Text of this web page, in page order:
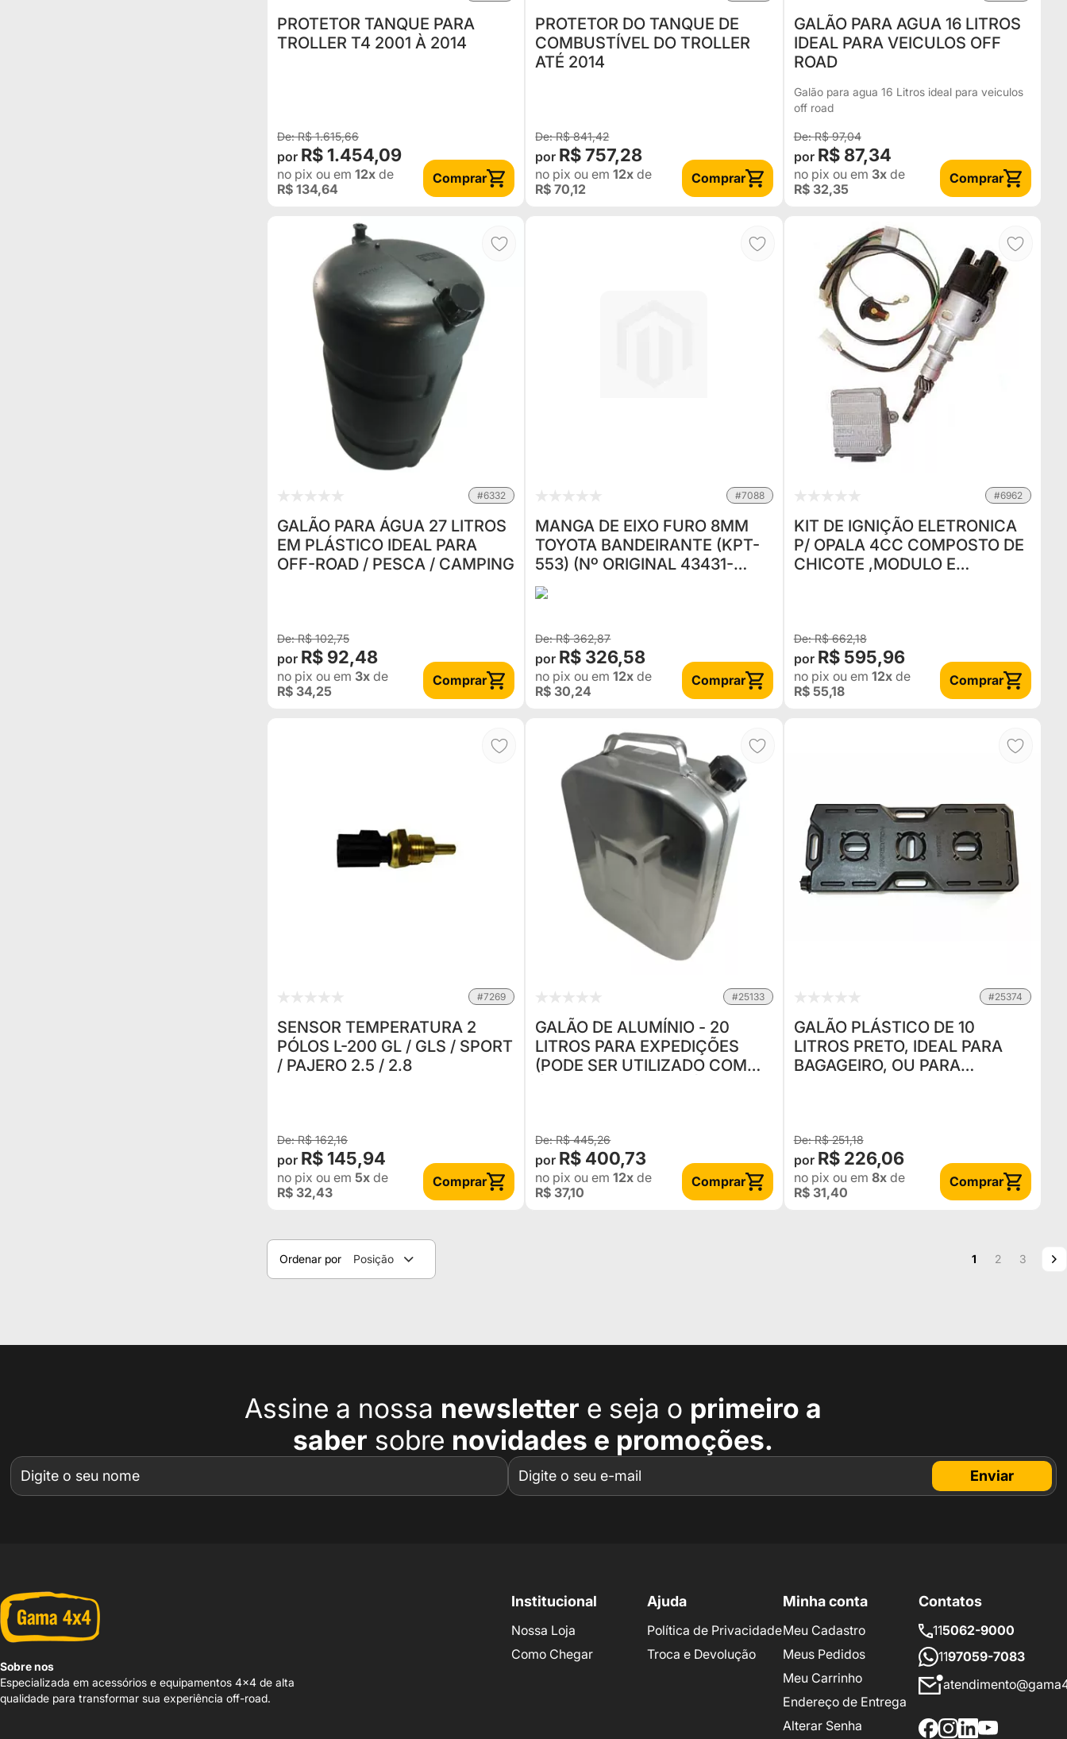
PROTETOR TANQUE PARA
TROLLER T4 2001 À 2014
R$ 1.615,66
R$ 1.454,09
no pix ou em 12x de
R$ 134,64
Comprar
PROTETOR DO TANQUE DE
COMBUSTÍVEL DO TROLLER
ATÉ 2014
R$ 841,42
R$ 757,28
no pix ou em12x de
R$ 70,12
Comprar
GALÃO PARA AGUA 16 LITROS
IDEAL PARA VEICULOS OFF
ROAD
Galão para agua 16 Litros ideal para veiculos
off road
R$ 97,04
R$ 87,34
no pix ou em 3xde
R$ 32,35
Comprar
#6332
GALÃO PARA ÁGUA 27 LITROS
EM PLÁSTICO IDEAL PARA
OFF-ROAD / PESCA / CAMPING
R$ 102,75
R$ 92,48
no pix ou em 3x de
R$ 34,25
Comprar
#7088
MANGA DE EIXO FURO 8MM
TOYOTA BANDEIRANTE (KPT-
553) (Nº ORIGINAL 43431-
98001)
R$ 362,87
R$ 326,58
no pix ou em12x de
R$ 30,24
Comprar
#6962
KIT DE IGNIÇÃO ELETRONICA
P/ OPALA 4CC COMPOSTO DE
CHICOTE ,MODULO E
R$ 662,18
R$ 595,96
no pix ou em 12xde
R$ 55,18
Comprar
#7269
SENSOR TEMPERATURA 2
PÓLOS L-200 GL / GLS / SPORT
/ PAJERO 2.5 / 2.8
R$ 162,16
R$ 145,94
no pix ou em 5x de
R$ 32,43
Comprar
#25133
GALÃO DE ALUMÍNIO - 20
LITROS PARA EXPEDIÇÕES
(PODE SER UTILIZADO COM
R$ 445,26
R$ 400,73
no pix ou em12x de
R$ 37,10
Comprar
#25374
GALÃO PLÁSTICO DE 10
LITROS PRETO, IDEAL PARA
BAGAGEIRO, OU PARA
R$ 251,18
R$ 226,06
no pix ou em 8xde
R$ 31,40
Comprar
Ordenar por Posição Página
Você esta lendo
1 Página
2 Página
3
Assine a nossa newsletter e seja o primeiro a
saber sobre novidades e promoções.
Enviar
Sobre nos
Especializada em acessórios e equipamentos 4x4 de alta
qualidade para transformar sua experiência off-road.
Institucional
Nossa Loja
Como Chegar
Ajuda
Política de Privacidade
Troca e Devolução
Minha conta
Meu Cadastro
Meus Pedidos
Meu Carrinho
Endereço de Entrega
Alterar Senha
Contatos
115062-9000
1197059-7083